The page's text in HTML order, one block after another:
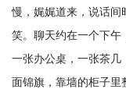
慢，娓娓道来，说话间
笑。聊天约在一个下午
一张办公桌，一张茶几
面锦旗，靠墙的柜子里